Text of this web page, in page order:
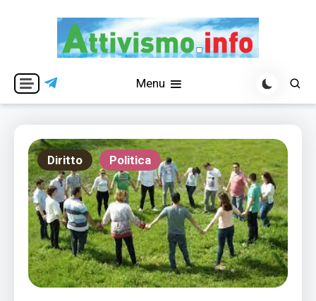
Attivismo.info
Menu
Diritto Politica